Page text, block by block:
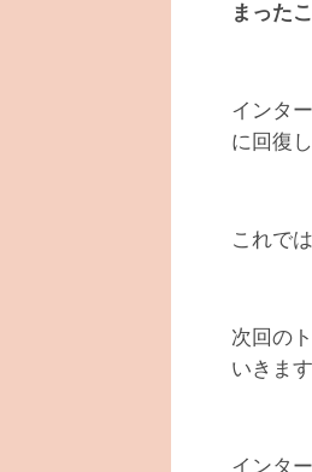
まった
インタ
に回復
これで
次回の
いきます
インタ